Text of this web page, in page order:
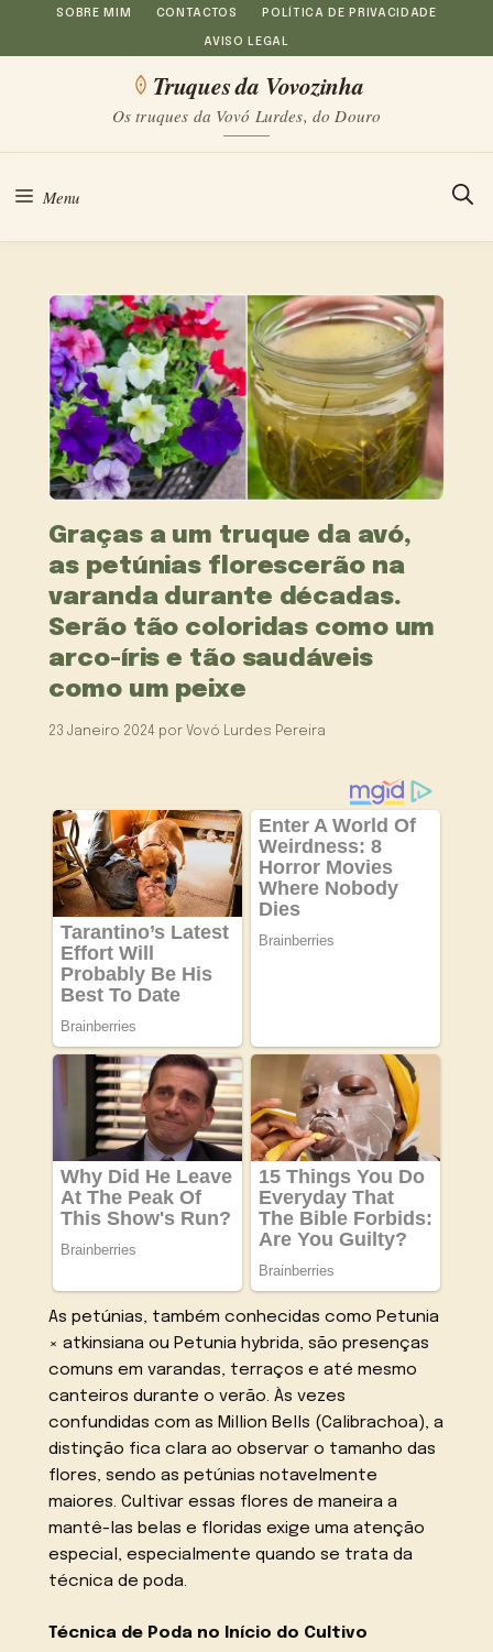
Saltar
para
conteúdo
SOBRE MIM CONTACTOS POLÍTICA DE PRIVACIDADE
AVISO LEGAL
Truques da Vovozinha
Os truques da Vovó Lurdes, do Douro
Menu
Graças a um truque da avó,
as petúnias florescerão na
varanda durante décadas.
Serão tão coloridas como um
arco-íris e tão saudáveis
como um peixe
23 Janeiro 2024 por Vovó Lurdes Pereira
As petúnias, também conhecidas como Petunia
× atkinsiana ou Petunia hybrida, são presenças
comuns em varandas, terraços e até mesmo
canteiros durante o verão. Às vezes
confundidas com as Million Bells (Calibrachoa), a
distinção fica clara ao observar o tamanho das
flores, sendo as petúnias notavelmente
maiores. Cultivar essas flores de maneira a
mantê-las belas e floridas exige uma atenção
especial, especialmente quando se trata da
técnica de poda.
Técnica de Poda no Início do Cultivo